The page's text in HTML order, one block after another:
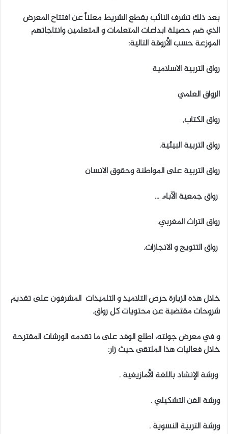
بعد ذلك تشرف النائب بقطع الشريط معلناً عن افتتاح المعرض
الذي ضم حصيلة ابداعات المتعلمات و المتعلمين وانتاجاتهم
الموزعة حسب الأروقة التالية:
رواق التربية الاسلامية
الرواق العلمي
رواق الكتاب,
رواق التربية البيئية.
رواق التربية على المواطنة وحقوق الانسان
رواق جمعية الآباء. …
رواق التراث المغربي.
رواق التتويج و الانجازات.
خلال هذه الزيارة حرص التلاميذ و التلميذات المشرفون على تقديم
شروحات مقتضبة عن محتويات كل رواق.
و في معرض جولته، اطلع الوفد على ما تقدمه الورشات المقترحة
خلال فعاليات هذا الملتقى حيث زار:
ورشة الإنشاد باللغة الأمازيغية .
ورشة الفن التشكيلي .
ورشة التربية النسوية .